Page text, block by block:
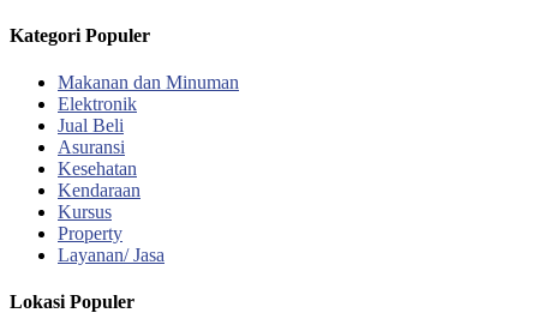
Kategori Populer
Makanan dan Minuman
Elektronik
Jual Beli
Asuransi
Kesehatan
Kendaraan
Kursus
Property
Layanan/ Jasa
Lokasi Populer